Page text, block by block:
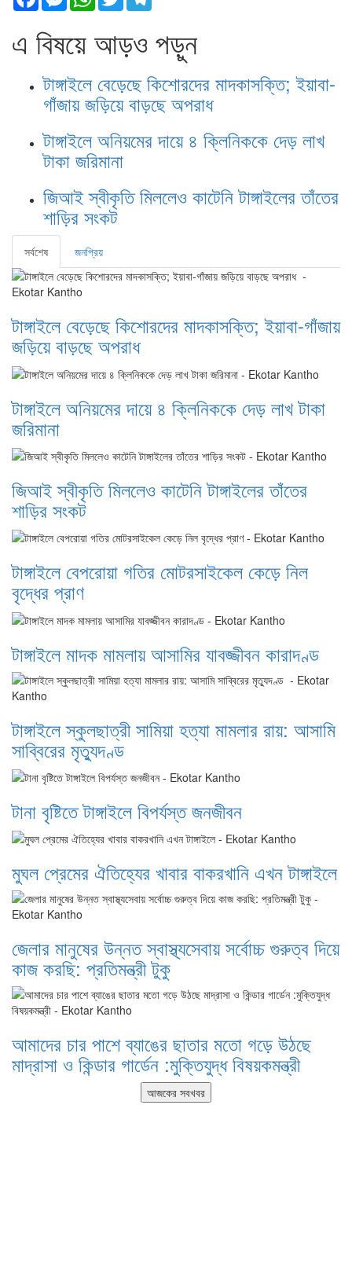
এ বিষয়ে আড়ও পড়ুন
টাঙ্গাইলে বেড়েছে কিশোরদের মাদকাসক্তি; ইয়াবা-
গাঁজায় জড়িয়ে বাড়ছে অপরাধ
টাঙ্গাইলে অনিয়মের দায়ে ৪ ক্লিনিককে দেড় লাখ
টাকা জরিমানা
জিআই স্বীকৃতি মিললেও কাটেনি টাঙ্গাইলের তাঁতের
শাড়ির সংকট
সর্বশেষ জনপ্রিয়
টাঙ্গাইলে বেড়েছে কিশোরদের মাদকাসক্তি; ইয়াবা-গাঁজায়
জড়িয়ে বাড়ছে অপরাধ
টাঙ্গাইলে অনিয়মের দায়ে ৪ ক্লিনিককে দেড় লাখ টাকা
জরিমানা
জিআই স্বীকৃতি মিললেও কাটেনি টাঙ্গাইলের তাঁতের
শাড়ির সংকট
টাঙ্গাইলে বেপরোয়া গতির মোটরসাইকেল কেড়ে নিল
বৃদ্ধের প্রাণ
টাঙ্গাইলে মাদক মামলায় আসামির যাবজ্জীবন কারাদণ্ড
টাঙ্গাইলে স্কুলছাত্রী সামিয়া হত্যা মামলার রায়: আসামি
সাব্বিরের মৃত্যুদণ্ড
টানা বৃষ্টিতে টাঙ্গাইলে বিপর্যস্ত জনজীবন
মুঘল প্রেমের ঐতিহ্যের খাবার বাকরখানি এখন টাঙ্গাইলে
জেলার মানুষের উন্নত স্বাস্থ্যসেবায় সর্বোচ্চ গুরুত্ব দিয়ে
কাজ করছি: প্রতিমন্ত্রী টুকু
আমাদের চার পাশে ব্যাঙের ছাতার মতো গড়ে উঠছে
মাদ্রাসা ও কিন্ডার গার্ডেন :মুক্তিযুদ্ধ বিষয়কমন্ত্রী